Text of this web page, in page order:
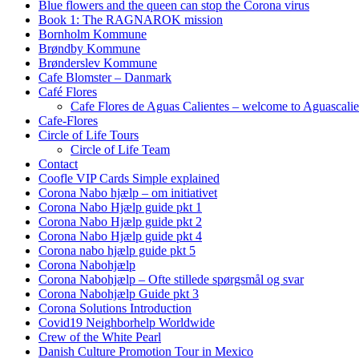
Blue flowers and the queen can stop the Corona virus
Book 1: The RAGNAROK mission
Bornholm Kommune
Brøndby Kommune
Brønderslev Kommune
Cafe Blomster – Danmark
Café Flores
Cafe Flores de Aguas Calientes – welcome to
Cafe-Flores
Circle of Life Tours
Circle of Life Team
Contact
Coofle VIP Cards Simple explained
Corona Nabo hjælp – om initiativet
Corona Nabo Hjælp guide pkt 1
Corona Nabo Hjælp guide pkt 2
Corona Nabo Hjælp guide pkt 4
Corona nabo hjælp guide pkt 5
Corona Nabohjælp
Corona Nabohjælp – Ofte stillede spørgsmål og svar
Corona Nabohjælp Guide pkt 3
Corona Solutions Introduction
Covid19 Neighborhelp Worldwide
Crew of the White Pearl
Danish Culture Promotion Tour in Mexico